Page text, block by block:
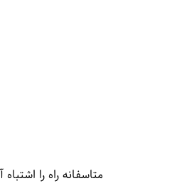
متاسفانه راه را اشتباه